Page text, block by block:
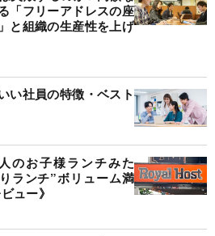
「フリーアドレスの座
と組織の生産性を上げ
い社員の特徴・ベスト
のお子様ランチみた
ランチ”ボリューム満
ュー》